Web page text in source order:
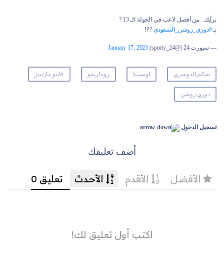
برأيك.. من أفضل لاعب في الجولة الـ 13 ?
بـ#دوري_روشن_السعودي ?⁉️
— سبورت 24 (@sporty_24) January 17, 2023
سالم الدوسري اوسبينا رومارينيو فابيو مارتينز
دوري روشن
تسجيل الدخول
أضف تعليقك